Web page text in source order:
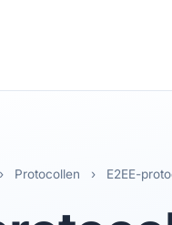
› Protocollen › E2EE-